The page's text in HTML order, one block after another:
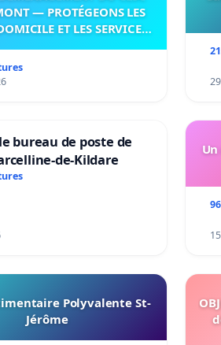
— PROTÉGEONS LES
ET LES SERVICES
bureau de poste de
de-Kildare
Polyvalente St-
Jérôme